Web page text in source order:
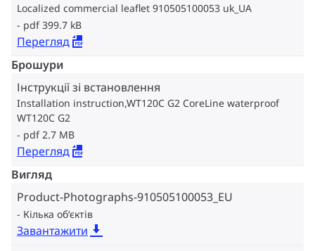
Localized commercial leaflet 910505100053 uk_UA
pdf 399.7 kB
Перегляд
Брошури
Інструкції зі встановлення
Installation instruction,WT120C G2 CoreLine waterproof
WT120C G2
pdf 2.7 MB
Перегляд
Вигляд
Product-Photographs-910505100053_EU
Кілька об‘єктів
Завантажити